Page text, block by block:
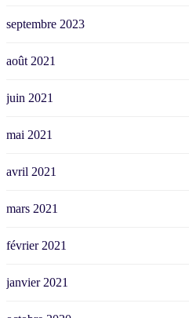
septembre 2023
août 2021
juin 2021
mai 2021
avril 2021
mars 2021
février 2021
janvier 2021